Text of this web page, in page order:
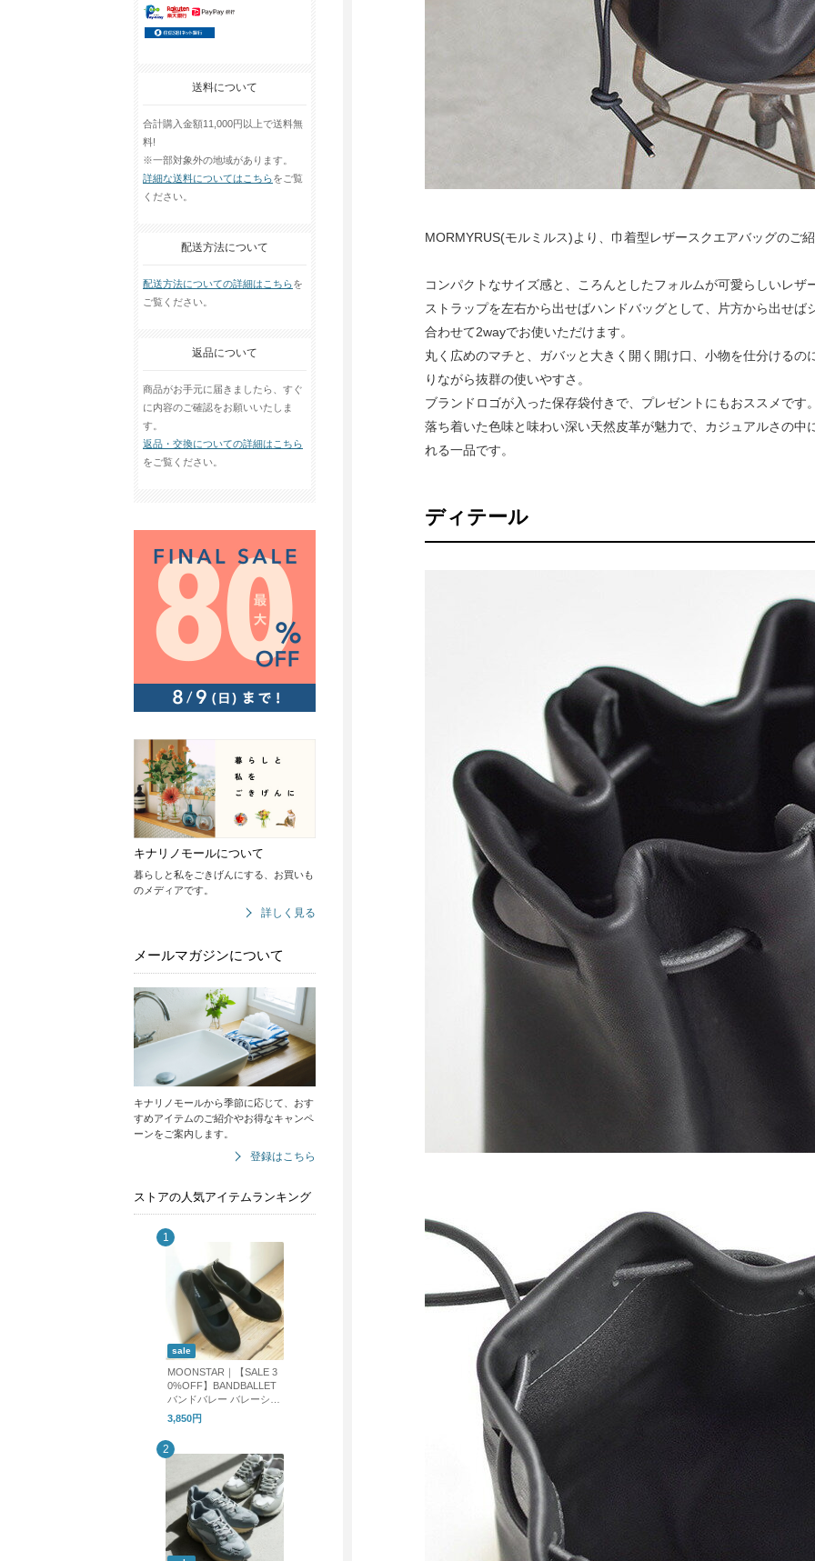
送料について
合計購入金額11,000円以上で送料無
料!
※一部対象外の地域があります。
詳細な送料についてはこちらをご覧
ください。
配送方法について
配送方法についての詳細はこちらを
ご覧ください。
返品について
商品がお手元に届きましたら、すぐ
に内容のご確認をお願いいたしま
す。
返品・交換についての詳細はこちら
をご覧ください。
キナリノモールについて
暮らしと私をごきげんにする、お買いも
のメディアです。
詳しく見る
メールマガジンについて
キナリノモールから季節に応じて、おす
すめアイテムのご紹介やお得なキャンペ
ーンをご案内します。
登録はこちら
ストアの人気アイテムランキング
sale
MOONSTAR｜【SALE 3
0%OFF】BANDBALLET
バンドバレー バレーシュ
ーズ フラットシューズ b
andballet
3,850円
MORMYRUS(モルミルス)より、巾着型レザースクエアバッグのご
コンパクトなサイズ感と、ころんとしたフォルムが可愛らしいレザ
ストラップを左右から出せばハンドバッグとして、片方から出せば
合わせて2wayでお使いただけます。
丸く広めのマチと、ガバッと大きく開く開け口、小物を仕分けるの
りながら抜群の使いやすさ。
ブランドロゴが入った保存袋付きで、プレゼントにもおススメです
落ち着いた色味と味わい深い天然皮革が魅力で、カジュアルさの中
れる一品です。
ディテール